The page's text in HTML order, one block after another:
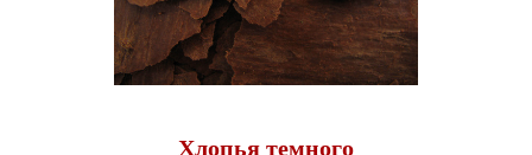
Хлопья темного